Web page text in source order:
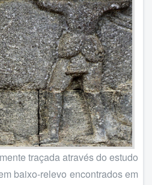
traçada através do estudo
baixo-relevo encontrados em